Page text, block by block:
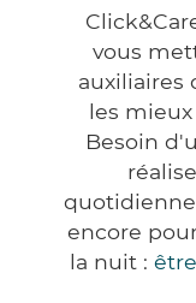
vous
auxiliaires
les mieux
Besoin
encore
la nuit :